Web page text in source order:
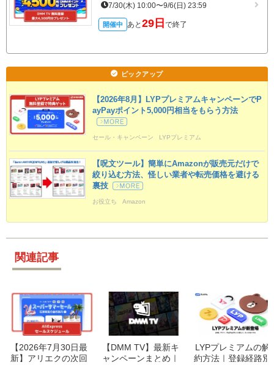
7/30(木) 10:00〜9/6(日) 23:59
開催中 あと 29日 で終了
ピックアップ
【2026年8月】LYPプレミアムキャンペーンでP
ayPayポイント5,000円相当をもらう方法
セール・キャンペーン LYPプレミアム
Yahoo!ショッピング タダポチ 定期更新
【呪文ツール】簡単にAmazonが販売元だけで
絞り込む方法、怪しい業者や転売価格を避ける
裏技
お役立ち Amazon
関連記事
【2026年7月30日最
新】アリエクの次回
【DMM TV】最新キ
ャンペーンまとめ｜
LYPプレミアムの解
約方法｜登録経路別